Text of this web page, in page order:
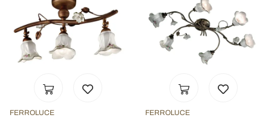
FERROLUCE FERROLUCE